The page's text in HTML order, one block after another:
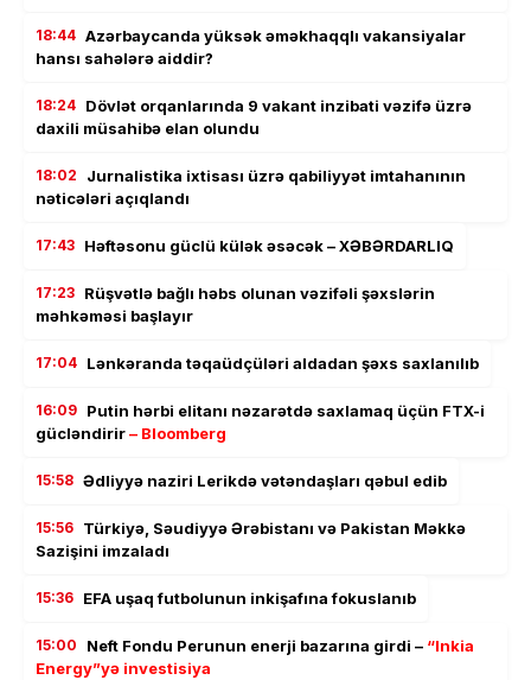
18:44 Azərbaycanda yüksək əməkhaqqlı vakansiyalar
hansı sahələrə aiddir?
18:24 Dövlət orqanlarında 9 vakant inzibati vəzifə üzrə
daxili müsahibə elan olundu
18:02
Jurnalistika ixtisası üzrə qabiliyyət imtahanının
nəticələri açıqlandı
17:43 Həftəsonu güclü külək əsəcək – XƏBƏRDARLIQ
17:23 Rüşvətlə bağlı həbs olunan vəzifəli şəxslərin
məhkəməsi başlayır
17:04 Lənkəranda təqaüdçüləri aldadan şəxs saxlanılıb
16:09 Putin hərbi elitanı nəzarətdə saxlamaq üçün FTX-i
gücləndirir– Bloomberg
15:58 Ədliyyə naziri Lerikdə vətəndaşları qəbul edib
15:56 Türkiyə, Səudiyyə Ərəbistanı və Pakistan Məkkə
Sazişini imzaladı
15:36 EFA uşaq futbolunun inkişafına fokuslanıb
15:00 Neft Fondu Perunun enerji bazarına girdi – “Inkia
Energy”yə investisiya